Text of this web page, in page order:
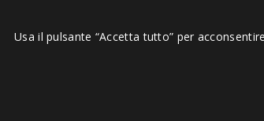
Usa il pulsante “Accetta tutto” per